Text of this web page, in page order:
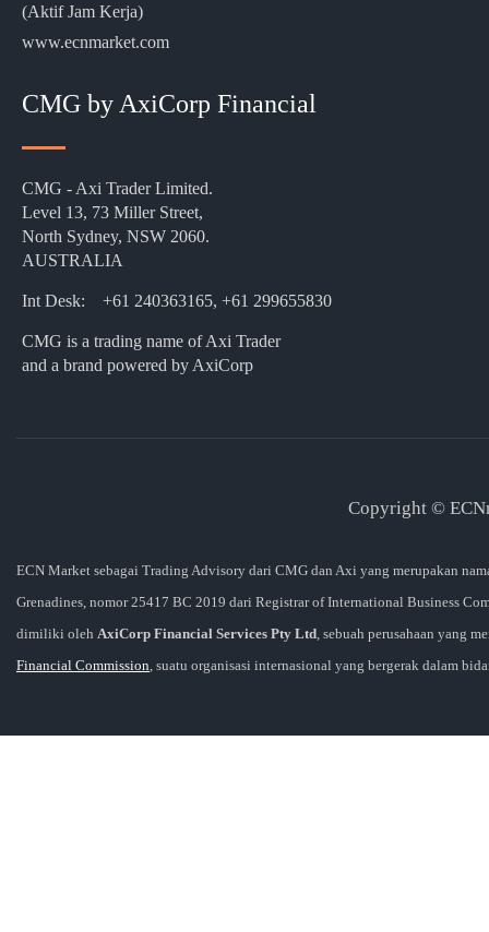
(Aktif Jam Kerja)
www.ecnmarket.com
CMG by AxiCorp Financial
CMG - Axi Trader Limited.
Level 13, 73 Miller Street,
North Sydney, NSW 2060.
AUSTRALIA
Int Desk: +61 240363165, +61 299655830
CMG is a trading name ofAxi Trader
and a brand powered by AxiCorp
Copyright ©
ECN Market sebagai Trading Advisory dari CMG dan Axi yang merupakan
Grenadines, nomor 25417 BC 2019 dari Registrar of International Business
dimiliki oleh AxiCorp Financial Services Pty Ltd , sebuah perusahaan yang
Financial Commission , suatu organisasi internasional yang bergerak dalam